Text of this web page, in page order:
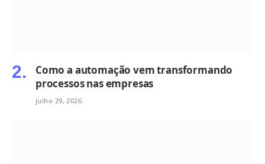
Como a automação vem transformando
processos nas empresas
julho 29, 2026